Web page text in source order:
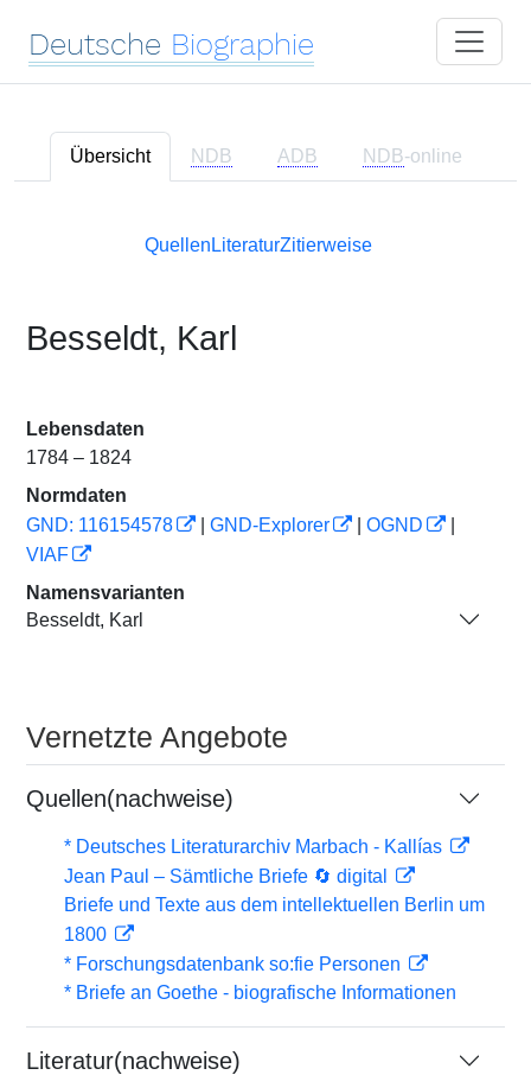
Deutsche Biographie
Übersicht NDB ADB NDB-online
Quellen LiteraturZitierweise
Besseldt, Karl
Lebensdaten
1784 – 1824
Normdaten
GND: 116154578
GND-Explorer OGND
VIAF
Namensvarianten
Besseldt, Karl
Vernetzte Angebote
Quellen(nachweise)
* Deutsches Literaturarchiv Marbach - Kallías
Jean Paul – Sämtliche Briefe 🔄 digital
Briefe und Texte aus dem intellektuellen Berlin um
1800
* Forschungsdatenbank so:fie Personen
* Briefe an Goethe - biografische Informationen
Literatur(nachweise)